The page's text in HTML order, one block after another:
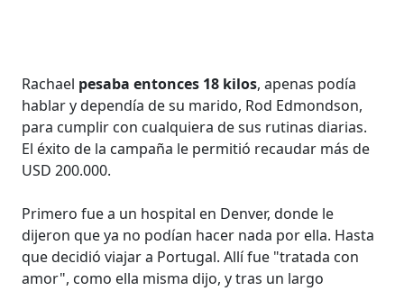
Rachael pesaba entonces 18 kilos, apenas podía
hablar y dependía de su marido, Rod Edmondson,
para cumplir con cualquiera de sus rutinas diarias.
El éxito de la campaña le permitió recaudar más de
USD 200.000.
Primero fue a un hospital en Denver, donde le
dijeron que ya no podían hacer nada por ella. Hasta
que decidió viajar a Portugal. Allí fue "tratada con
amor", como ella misma dijo, y tras un largo